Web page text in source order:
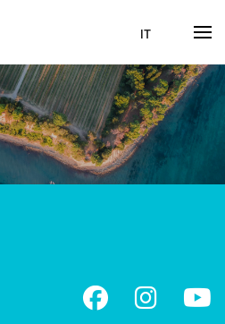
IT